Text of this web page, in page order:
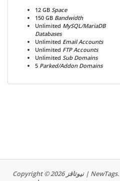
12 GB Space
150 GB Bandwidth
Unlimited MySQL/MariaDB
Databases
Unlimited Email Accounts
Unlimited FTP Accounts
Unlimited Sub Domains
5 Parked/Addon Domains
Copyright © 2026 نيوتاقز | NewTags. Todos los derechos